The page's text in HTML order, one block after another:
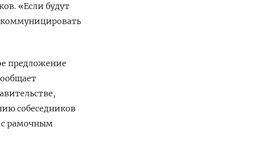
«Если будут
коммуницировать
предложение
собеседников
с рамочным